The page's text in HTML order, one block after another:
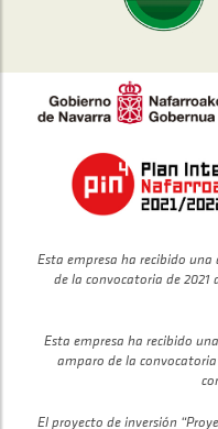
Esta empresa ha recibido
de la convocatoria de
Esta empresa ha recibido
amparo de la
El proyecto de inversión